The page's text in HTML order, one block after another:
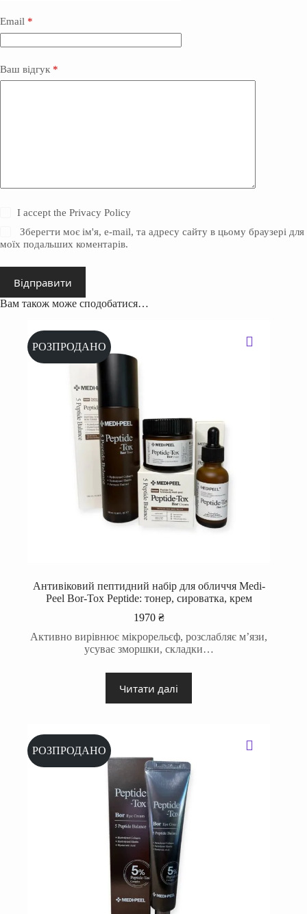
Email *
Ваш відгук *
I accept thePrivacy Policy
Зберегти моє ім'я, e-mail, та адресу сайту в цьому браузері для
моїх подальших коментарів.
Відправити
Вам також може сподобатися…
РОЗПРОДАНО
Антивіковий пептидний набір для обличчя Medi-
Peel Bor-Tox Peptide: тонер, сироватка, крем
1970 ₴
Активно вирівнює мікрорельєф, розслабляє м’язи,
усуває зморшки, складки…
Читати далі
РОЗПРОДАНО